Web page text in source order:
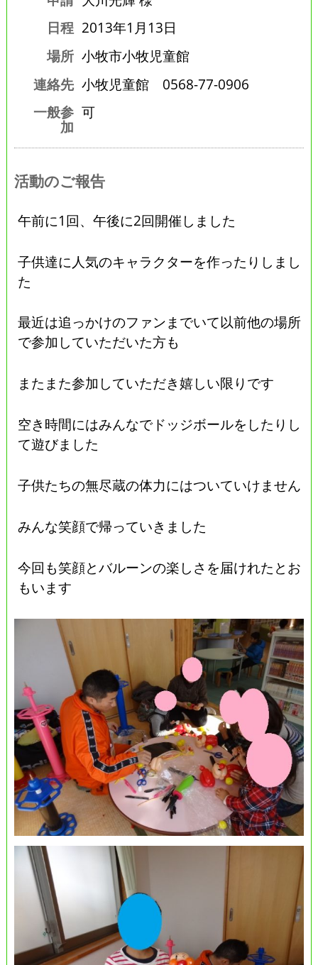
日程 2013年1月13日
場所 小牧市小牧児童館
連絡先 小牧児童館 0568-77-0906
一般参
加
可
活動のご報告
午前に1回、午後に2回開催しました
子供達に人気のキャラクターを作ったりしまし
た
最近は追っかけのファンまでいて以前他の場所
で参加していただいた方も
またまた参加していただき嬉しい限りです
空き時間にはみんなでドッジボールをしたりし
て遊びました
子供たちの無尽蔵の体力にはついていけません
みんな笑顔で帰っていきました
今回も笑顔とバルーンの楽しさを届けれたとお
もいます